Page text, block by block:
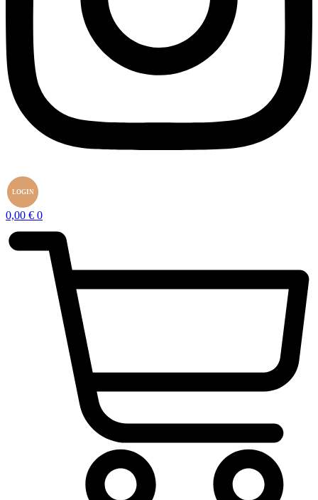
LOGIN
0,00 € 0